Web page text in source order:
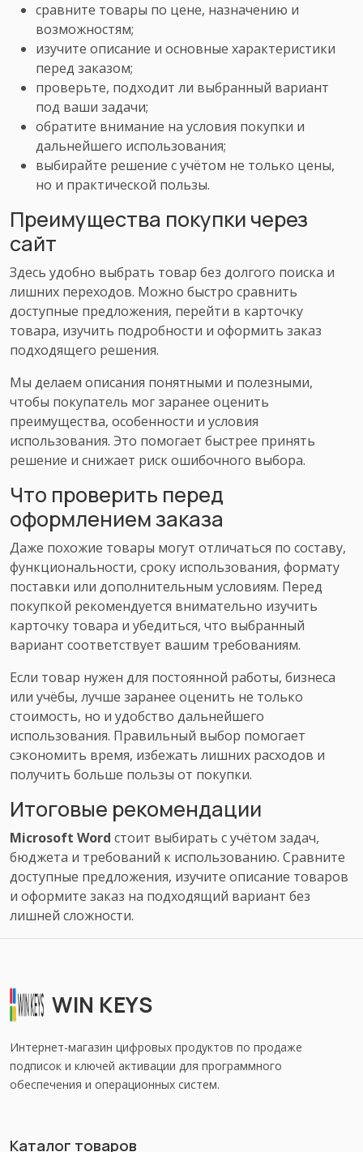
сравните товары по цене, назначению и
возможностям;
изучите описание и основные характеристики
перед заказом;
проверьте, подходит ли выбранный вариант
под ваши задачи;
обратите внимание на условия покупки и
дальнейшего использования;
выбирайте решение с учётом не только цены,
но и практической пользы.
Преимущества покупки через
сайт
Здесь удобно выбрать товар без долгого поиска и
лишних переходов. Можно быстро сравнить
доступные предложения, перейти в карточку
товара, изучить подробности и оформить заказ
подходящего решения.
Мы делаем описания понятными и полезными,
чтобы покупатель мог заранее оценить
преимущества, особенности и условия
использования. Это помогает быстрее принять
решение и снижает риск ошибочного выбора.
Что проверить перед
оформлением заказа
Даже похожие товары могут отличаться по составу,
функциональности, сроку использования, формату
поставки или дополнительным условиям. Перед
покупкой рекомендуется внимательно изучить
карточку товара и убедиться, что выбранный
вариант соответствует вашим требованиям.
Если товар нужен для постоянной работы, бизнеса
или учёбы, лучше заранее оценить не только
стоимость, но и удобство дальнейшего
использования. Правильный выбор помогает
сэкономить время, избежать лишних расходов и
получить больше пользы от покупки.
Итоговые рекомендации
Microsoft Word стоит выбирать с учётом задач,
бюджета и требований к использованию. Сравните
доступные предложения, изучите описание товаров
и оформите заказ на подходящий вариант без
лишней сложности.
WIN KEYS
Интернет-магазин цифровых продуктов по продаже
подписок и ключей активации для программного
обеспечения и операционных систем.
Каталог товаров